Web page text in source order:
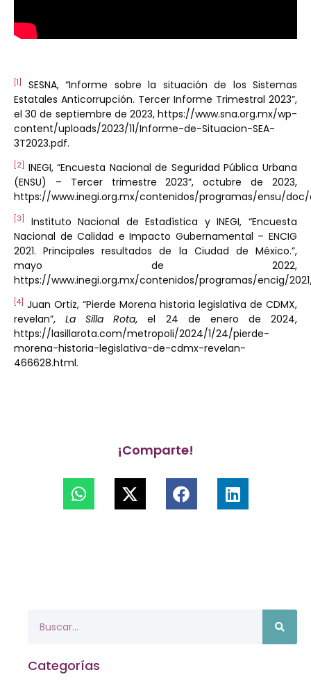
[1]
SESNA, “Informe sobre la situación de los Sistemas
Estatales Anticorrupción. Tercer Informe Trimestral 2023”,
el 30 de septiembre de 2023, https://www.sna.org.mx/wp-
content/uploads/2023/11/Informe-de-Situacion-SEA-
3T2023.pdf.
[2]
INEGI, “Encuesta Nacional de Seguridad Pública Urbana
(ENSU) – Tercer trimestre 2023”, octubre de 2023,
https://www.inegi.org.mx/contenidos/programas/ensu/
[3]
Instituto Nacional de Estadística y INEGI, “Encuesta
Nacional de Calidad e Impacto Gubernamental – ENCIG
2021. Principales resultados de la Ciudad de México.”,
mayo de 2022,
https://www.inegi.org.mx/contenidos/programas/encig/
[4] Juan Ortiz, “Pierde Morena historia legislativa de CDMX,
revelan”,La Silla Rota, el 24 de enero de 2024,
https://lasillarota.com/metropoli/2024/1/24/pierde-
morena-historia-legislativa-de-cdmx-revelan-
466628.html.
¡Comparte!
Categorías